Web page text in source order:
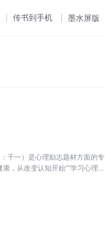
传书到手机 墨水屏版
千一）是心理励志题材方面的专
，从改变认知开始”“学习心理学